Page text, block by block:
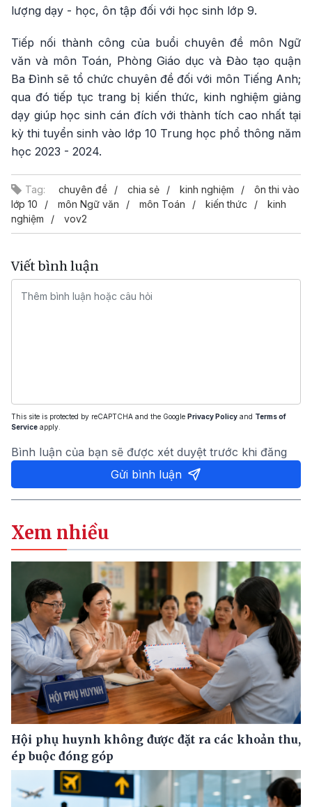
lượng dạy - học, ôn tập đối với học sinh lớp 9.
Tiếp nối thành công của buổi chuyên đề môn Ngữ
văn và môn Toán, Phòng Giáo dục và Đào tạo quận
Ba Đình sẽ tổ chức chuyên đề đối với môn Tiếng Anh;
qua đó tiếp tục trang bị kiến thức, kinh nghiệm giảng
dạy giúp học sinh cán đích với thành tích cao nhất tại
kỳ thi tuyển sinh vào lớp 10 Trung học phổ thông năm
học 2023 - 2024.
Tag: chuyên đề chia sẻ kinh nghiệm
ôn thi vào
lớp 10
môn Ngữ văn môn Toán kiến thức
kinh
nghiệm
vov2
Viết bình luận
This site is protected by reCAPTCHA and the Google Privacy Policy and Terms of
Service apply.
Bình luận của bạn sẽ được xét duyệt trước khi đăng
Gửi bình luận
Xem nhiều
Hội phụ huynh không được đặt ra các khoản thu,
ép buộc đóng góp